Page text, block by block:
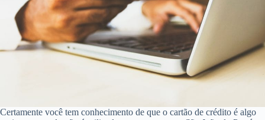
Certamente você tem conhecimento de que o cartão de crédito é algo